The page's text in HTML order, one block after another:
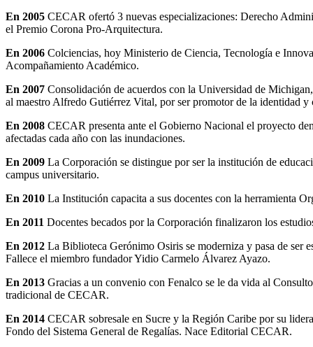
En 2005 CECAR ofertó 3 nuevas especializaciones: Derecho
el Premio Corona Pro-Arquitectura.
En 2006 Colciencias, hoy Ministerio de Ciencia, Tecnología e
Acompañamiento Académico.
En 2007 Consolidación de acuerdos con la Universidad de
al maestro Alfredo Gutiérrez Vital, por ser promotor de la identidad y
En 2008 CECAR presenta ante el Gobierno Nacional el proyecto
afectadas cada año con las inundaciones.
En 2009 La Corporación se distingue por ser la institución de
campus universitario.
En 2010 La Institución capacita a sus docentes con la herramienta
En 2011 Docentes becados por la Corporación finalizaron los
En 2012 La Biblioteca Gerónimo Osiris se moderniza y pasa de ser
Fallece el miembro fundador Yidio Carmelo Álvarez Ayazo.
En 2013 Gracias a un convenio con Fenalco se le da vida al
tradicional de CECAR.
En 2014 CECAR sobresale en Sucre y la Región Caribe por su
Fondo del Sistema General de Regalías. Nace Editorial CECAR.